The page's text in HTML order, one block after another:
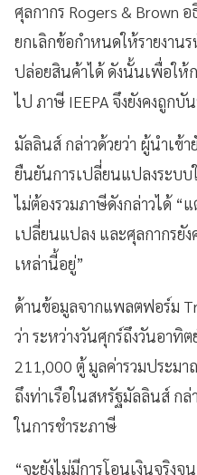
ศุลกากร Rogers & Brown
ยกเลิกข้อกำหนดให้รายงาน
ปล่อยสินค้าได้ ดังนั้นเพื่อให้
ไป ภาษี IEEPA จึงยังคงถูกบั
มัลลินส์ กล่าวด้วยว่า ผู้นำเข้า
ยืนยันการเปลี่ยนแปลงระบบ
ไม่ต้องรวมภาษีดังกล่าวได้ “
เปลี่ยนแปลง และศุลกากรยั
เหล่านี้อยู่”
ด้านข้อมูลจากแพลตฟอร์ม
ว่า ระหว่างวันศุกร์ถึงวันอา
211,000 ตู้ มูลค่ารวมประม
ถึงท่าเรือในสหรัฐมัลลินส์ กล่
ในการชำระภาษี
“จะยังไม่มีการโอนเงินจริง